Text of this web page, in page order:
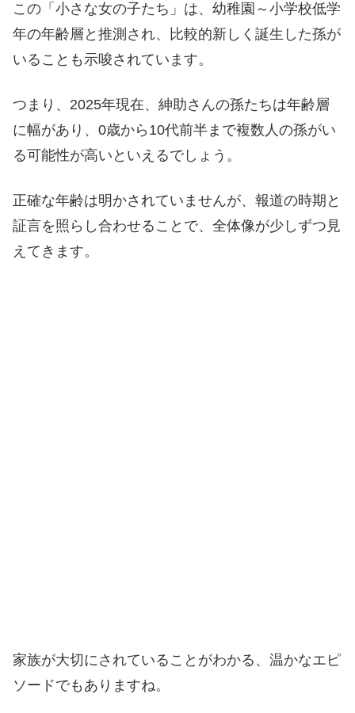
この「小さな女の子たち」は、幼稚園～小学校低学
年の年齢層と推測され、比較的新しく誕生した孫が
いることも示唆されています。
つまり、2025年現在、紳助さんの孫たちは年齢層
に幅があり、0歳から10代前半まで複数人の孫がい
る可能性が高いといえるでしょう。
正確な年齢は明かされていませんが、報道の時期と
証言を照らし合わせることで、全体像が少しずつ見
えてきます。
家族が大切にされていることがわかる、温かなエピ
ソードでもありますね。